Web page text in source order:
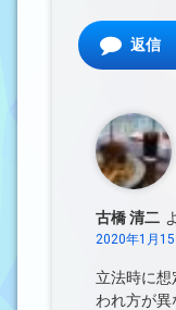
返信
古橋 清二
2020年1月
立法時に
われ方が